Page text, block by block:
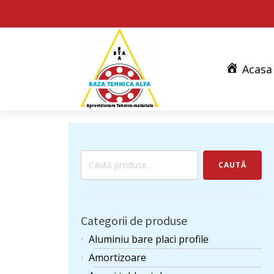
Acasa
Caută
CAUTĂ
Categorii de produse
Aluminiu bare placi profile
Amortizoare